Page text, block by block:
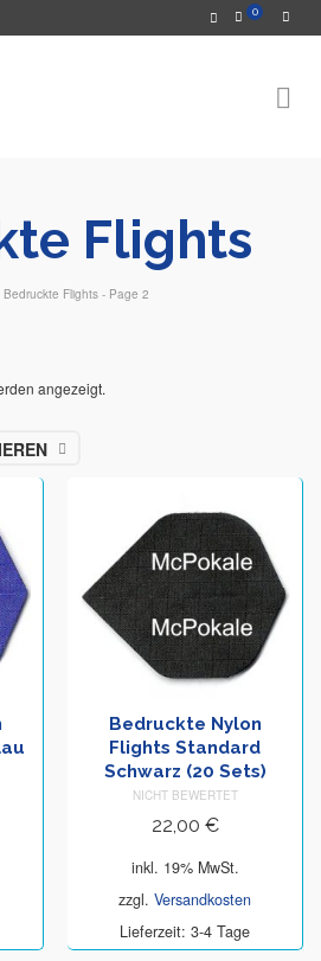
0
Flights
Bedruckte Flights - Page 2
angezeigt.
Bedruckte Nylon
Flights Standard
Schwarz (20 Sets)
NICHT BEWERTET
22,00 €
inkl. 19% MwSt.
zzgl. Versandkosten
Lieferzeit: 3-4 Tage